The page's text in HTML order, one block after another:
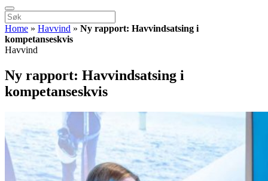
Home » Havvind » Ny rapport: Havvindsatsing i
kompetanseskvis
Havvind
Ny rapport: Havvindsatsing i
kompetanseskvis